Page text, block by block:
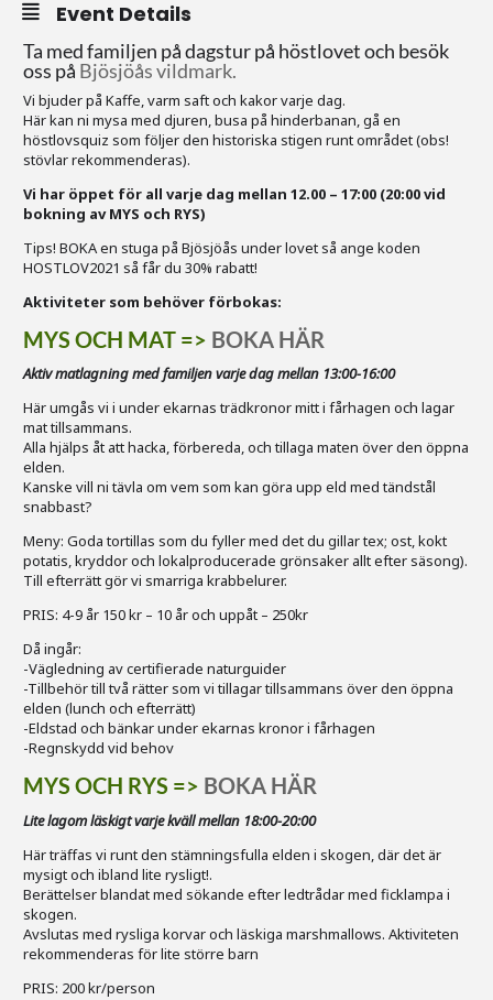
Event Details
Ta med familjen på dagstur på höstlovet och besök
oss på Bjösjöås vildmark.
Vi bjuder på Kaffe, varm saft och kakor varje dag.
Här kan ni mysa med djuren, busa på hinderbanan, gå en
höstlovsquiz som följer den historiska stigen runt området (obs!
stövlar rekommenderas).
Vi har öppet för all varje dag mellan 12.00 – 17:00 (20:00 vid
bokning av MYS och RYS)
Tips! BOKA en stuga på Bjösjöås under lovet så ange koden
HOSTLOV2021 så får du 30% rabatt!
Aktiviteter som behöver förbokas:
MYS OCH MAT => BOKA HÄR
Aktiv matlagning med familjen varje dag mellan 13:00-16:00
Här umgås vi i under ekarnas trädkronor mitt i fårhagen och lagar
mat tillsammans.
Alla hjälps åt att hacka, förbereda, och tillaga maten över den öppna
elden.
Kanske vill ni tävla om vem som kan göra upp eld med tändstål
snabbast?
Meny: Goda tortillas som du fyller med det du gillar tex; ost, kokt
potatis, kryddor och lokalproducerade grönsaker allt efter säsong).
Till efterrätt gör vi smarriga krabbelurer.
PRIS: 4-9 år 150 kr – 10 år och uppåt – 250kr
Då ingår:
-Vägledning av certifierade naturguider
-Tillbehör till två rätter som vi tillagar tillsammans över den öppna
elden (lunch och efterrätt)
-Eldstad och bänkar under ekarnas kronor i fårhagen
-Regnskydd vid behov
MYS OCH RYS => BOKA HÄR
Lite lagom läskigt varje kväll mellan 18:00-20:00
Här träffas vi runt den stämningsfulla elden i skogen, där det är
mysigt och ibland lite rysligt!.
Berättelser blandat med sökande efter ledtrådar med ficklampa i
skogen.
Avslutas med rysliga korvar och läskiga marshmallows. Aktiviteten
rekommenderas för lite större barn
PRIS: 200 kr/person